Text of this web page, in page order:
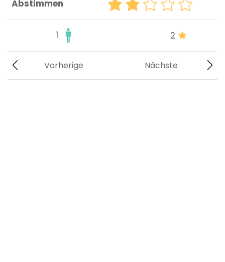
Abstimmen
1 2
Nächste
Vorherige